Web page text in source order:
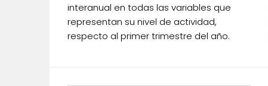
interanual en todas las variables que
representan su nivel de actividad,
respecto al primer trimestre del año.